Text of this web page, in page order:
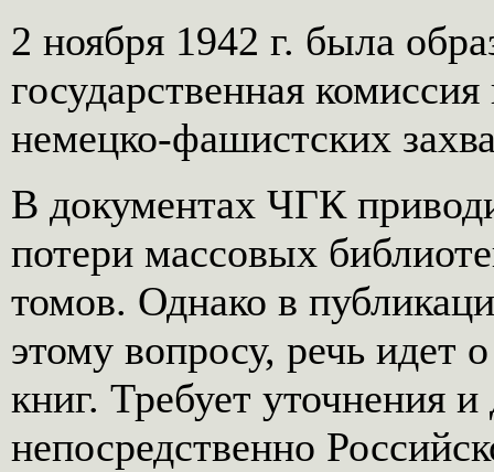
2 ноября 1942 г. была
государственная
немецко-фашистских
В документах ЧГК
потери массовых
томов. Однако в
этому вопросу, речь идет
книг. Требует уточнения
непосредственно